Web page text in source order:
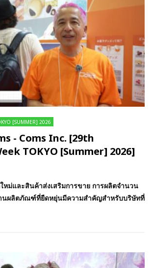
[SUMMER] 2026
- Coms Inc. [29th
TOKYO [Summer] 2026]
ม่และสินค้าส่งเสริมการขาย การผลิตจำนวน
นผลิตภัณฑ์ที่ยืดหยุ่นมีความสำคัญสำหรับบริษัทที่